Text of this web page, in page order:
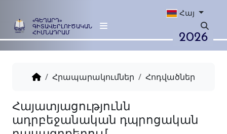
«ԳԵՂԱՐԴ»
ԳԻՏԱՎԵՐԼՈՒԾԱԿԱՆ
ՀԻՄՆԱԴՐԱՄ
Հայ
2026
Հրապարակումներ Հոդվածներ